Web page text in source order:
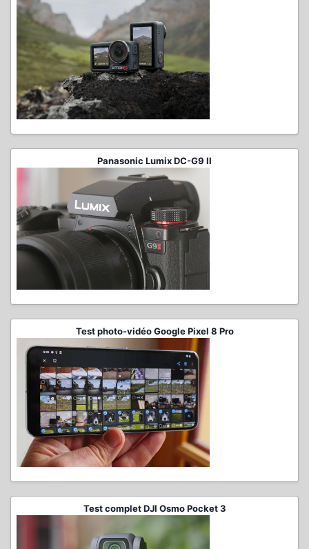
Panasonic Lumix DC-G9 II
Test photo-vidéo Google Pixel 8 Pro
Test complet DJI Osmo Pocket 3